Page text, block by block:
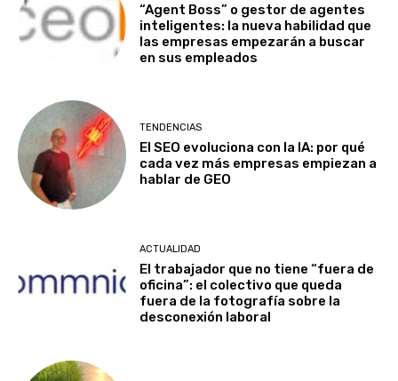
“Agent Boss” o gestor de agentes
inteligentes: la nueva habilidad que
las empresas empezarán a buscar
en sus empleados
TENDENCIAS
El SEO evoluciona con la IA: por qué
cada vez más empresas empiezan a
hablar de GEO
ACTUALIDAD
El trabajador que no tiene “fuera de
oficina”: el colectivo que queda
fuera de la fotografía sobre la
desconexión laboral